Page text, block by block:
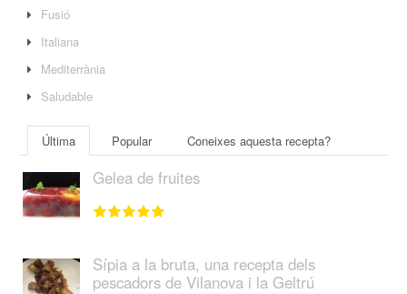
Fusió
Italiana
Mediterrània
Saludable
Última Popular Coneixes aquesta recepta?
Gelea de fruites
Sípia a la bruta, una recepta dels
pescadors de Vilanova i la Geltrú